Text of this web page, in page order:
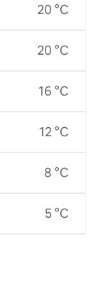
20 °C
20 °C
16 °C
12 °C
8 °C
5 °C